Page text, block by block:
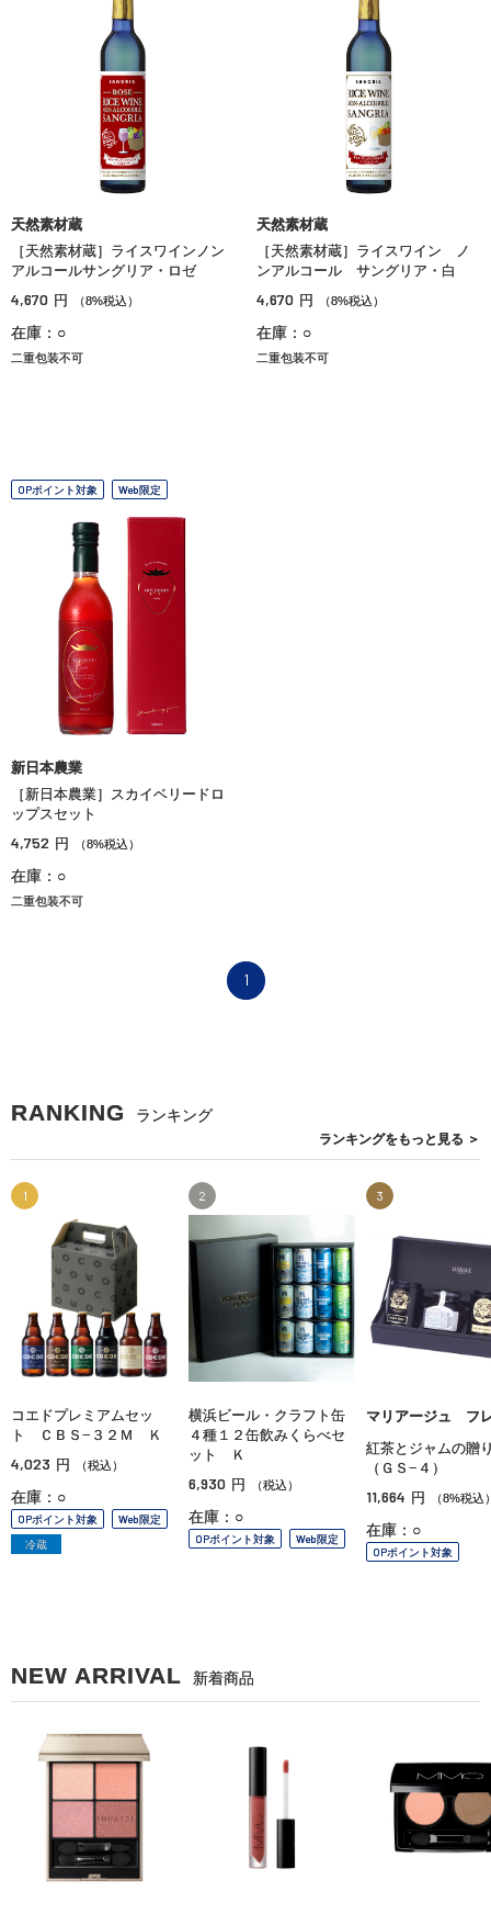
天然素材蔵
［天然素材蔵］ライスワインノン
アルコールサングリア・ロゼ
4,670 円 （8%税込）
在庫：○
二重包装不可
天然素材蔵
［天然素材蔵］ライスワイン ノ
ンアルコール サングリア・白
4,670 円 （8%税込）
在庫：○
二重包装不可
OPポイント対象 Web限定
新日本農業
［新日本農業］スカイベリードロ
ップスセット
4,752 円 （8%税込）
在庫：○
二重包装不可
1
RANKING ランキング
ランキングをもっと見る ＞
1
コエドプレミアムセッ
ト ＣＢＳ−３２Ｍ Ｋ
4,023 円 （税込）
在庫：○
OPポイント対象
Web限定
冷蔵
2
横浜ビール・クラフト缶
４種１２缶飲みくらべセ
ット Ｋ
6,930 円 （税込）
在庫：○
OPポイント対象 Web限定
3
マリアージュ フ
紅茶とジャムの贈
（ＧＳ−４）
11,664 円 （8%税込
在庫：○
OPポイント対象
NEW ARRIVAL 新着商品